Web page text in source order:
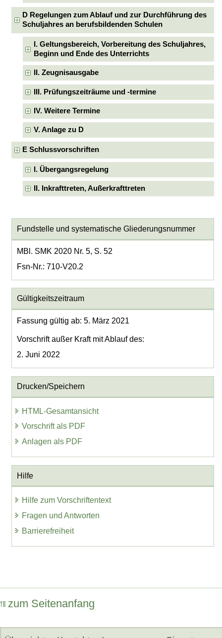
D Regelungen zum Ablauf und zur Durchführung des
Schuljahres an berufsbildenden Schulen
I. Geltungsbereich, Vorbereitung des Schuljahres,
Beginn und Ende des Unterrichts
II. Zeugnisausgabe
III. Prüfungszeiträume und -termine
IV. Weitere Termine
V. Anlage zu D
E Schlussvorschriften
I. Übergangsregelung
II. Inkrafttreten, Außerkrafttreten
Fundstelle und systematische Gliederungsnummer
MBl. SMK 2020 Nr. 5, S. 52
Fsn-Nr.: 710-V20.2
Gültigkeitszeitraum
Fassung gültig ab: 5. März 2021
Vorschrift außer Kraft mit Ablauf des:
2. Juni 2022
Drucken/Speichern
HTML-Gesamtansicht
Vorschrift als PDF
Anlagen als PDF
Hilfe
Hilfe zum Vorschriftentext
Fragen und Antworten
Barrierefreiheit
zum Seitenanfang